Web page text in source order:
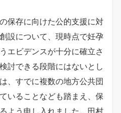
保存に向けた公的支援に対
設について、現時点で妊孕
エビデンスが十分に確立さ
討できる段階にはないとし
、すでに複数の地方公共団
いることなども踏まえ、保